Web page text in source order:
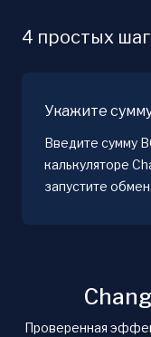
4 простых
Укажите
Введите сумму
калькуляторе
запустите обмен.
Проверенная